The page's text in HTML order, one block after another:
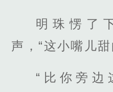
明珠愣了
声，“这小嘴儿甜
“比你旁边